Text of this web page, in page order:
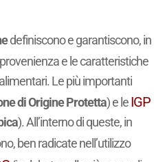
definiscono e garantiscono, in
e le caratteristiche
Le più importanti
di Origine Protetta) e leIGP
). All’interno di queste, in
ben radicate nell’utilizzo